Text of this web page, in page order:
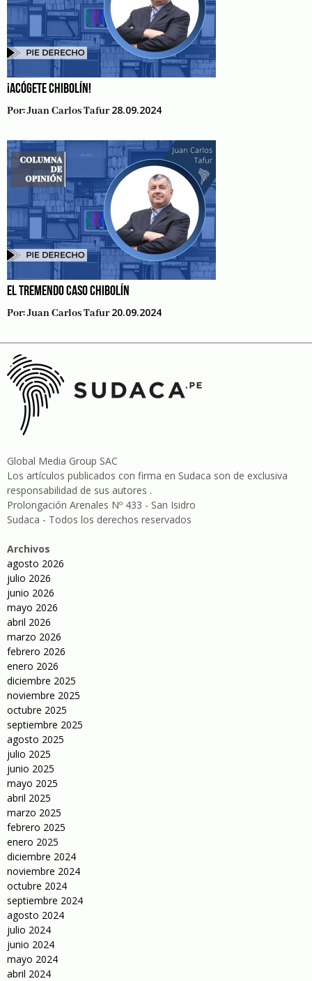
¡ACÓGETE CHIBOLÍN!
Por:Juan Carlos Tafur 28.09.2024
EL TREMENDO CASO CHIBOLÍN
Por:Juan Carlos Tafur 20.09.2024
Global Media Group SAC
Los artículos publicados con firma en Sudaca son de exclusiva
responsabilidad de sus autores .
Prolongación Arenales Nº 433 - San Isidro
Sudaca - Todos los derechos reservados
Archivos
agosto 2026
julio 2026
junio 2026
mayo 2026
abril 2026
marzo 2026
febrero 2026
enero 2026
diciembre 2025
noviembre 2025
octubre 2025
septiembre 2025
agosto 2025
julio 2025
junio 2025
mayo 2025
abril 2025
marzo 2025
febrero 2025
enero 2025
diciembre 2024
noviembre 2024
octubre 2024
septiembre 2024
agosto 2024
julio 2024
junio 2024
mayo 2024
abril 2024